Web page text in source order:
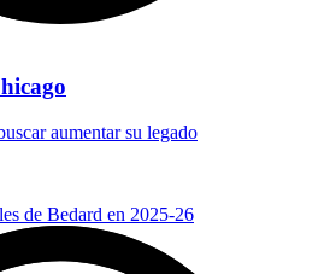
aumentar su legado